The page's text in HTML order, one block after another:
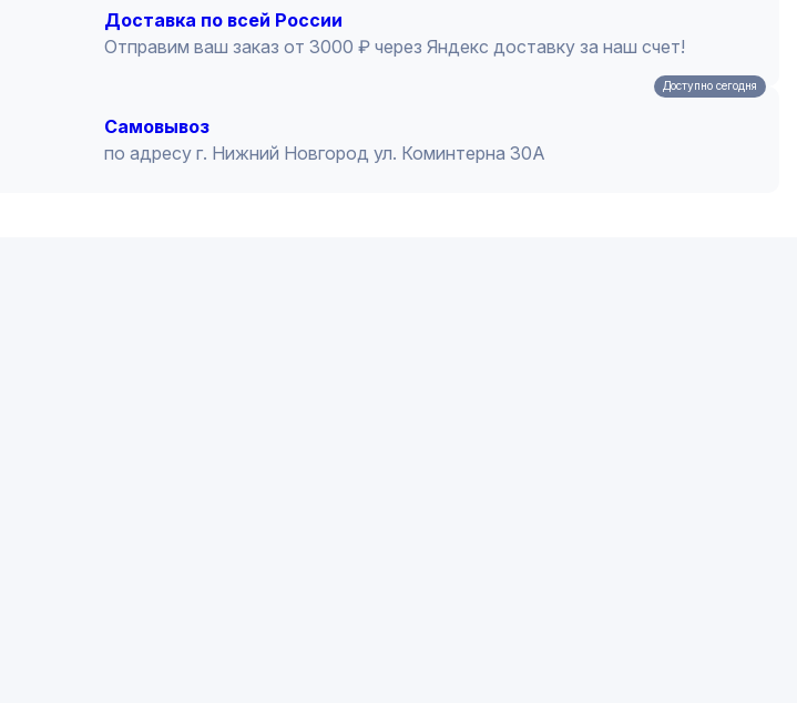
Доставка по всей России
Отправим ваш заказ от 3000 ₽ через Яндекс доставку за наш счет!
Доступно сегодня
Cамовывоз
по адресу г. Нижний Новгород ул. Коминтерна 30А